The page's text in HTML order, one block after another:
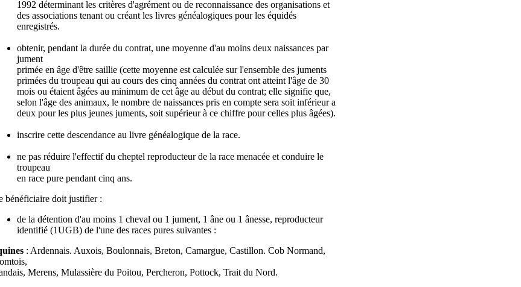
1992 déterminant les critères d'agrément ou de reconnaissance des organisations et
des associations tenant ou créant les livres généalogiques pour les équidés
enregistrés.
obtenir, pendant la durée du contrat, une moyenne d'au moins deux naissances par
jument
primée en âge d'être saillie (cette moyenne est calculée sur l'ensemble des juments
primées du troupeau qui au cours des cinq années du contrat ont atteint l'âge de 30
mois ou étaient âgées au minimum de cet âge au début du contrat; elle signifie que,
selon l'âge des animaux, le nombre de naissances pris en compte sera soit inférieur a
deux pour les plus jeunes juments, soit supérieur à ce chiffre pour celles plus âgées).
inscrire cette descendance au livre généalogique de la race.
ne pas réduire l'effectif du cheptel reproducteur de la race menacée et conduire le
troupeau
en race pure pendant cinq ans.
bénéficiaire doit justifier :
de la détention d'au moins 1 cheval ou 1 jument, 1 âne ou 1 ânesse, reproducteur
identifié (1UGB) de l'une des races pures suivantes :
: Ardennais. Auxois, Boulonnais, Breton, Camargue, Castillon. Cob Normand,
Merens, Mulassière du Poitou, Percheron, Pottock, Trait du Nord.